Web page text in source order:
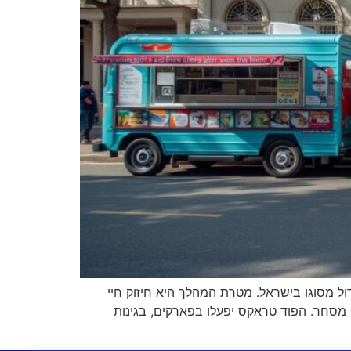
העיר – המיזם הגדול מסוגו בישראל. מטרת המהלך היא חיזוק חיי
מסחר. הפוד טראקס יפעלו בפארקים, בגינות